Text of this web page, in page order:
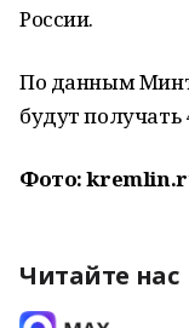
России.
По данным
будут получать
Фото:
Читайте нас